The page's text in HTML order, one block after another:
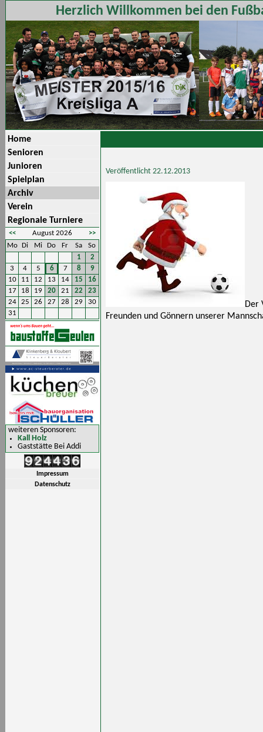
Herzlich Willkommen bei den
Home
Senioren
Junioren
Spielplan
Archiv
Verein
Regionale Turniere
<< >>
August 2026
Mo Di Mi Do Fr Sa
So
1
2
3
4 5 6 7 8
9
10
11 12 13 14 15
16
17
18 19 20 21 22
23
24
25 26 27 28 29
30
31
weiteren Sponsoren:
Kall Holz
Gaststätte Bei Addi
Impressum
Datenschutz
Veröffentlicht 22.12.2013
Der
Freunden und Gönnern unserer